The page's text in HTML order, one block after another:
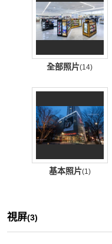
全部照片(14)
基本照片(1)
視屏(3)